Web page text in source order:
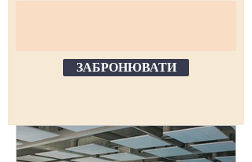
ЗАБРОНЮВАТИ